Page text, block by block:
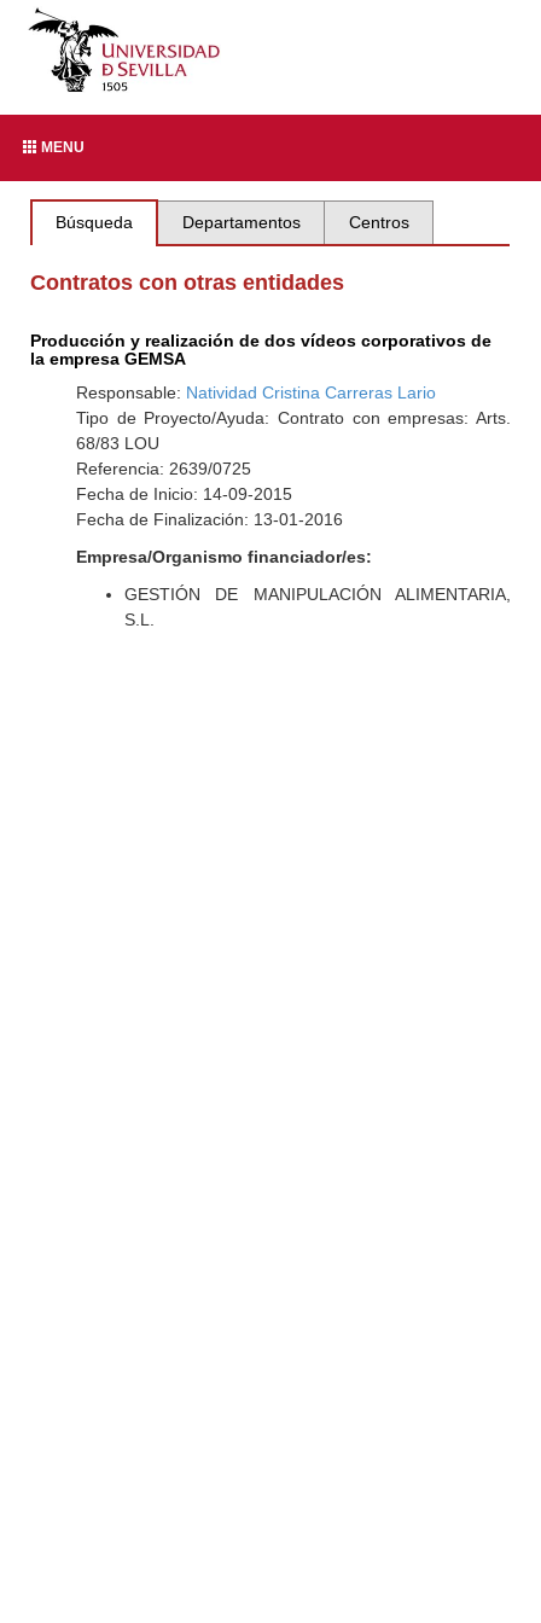
MENU
Búsqueda Departamentos Centros
Contratos con otras entidades
Producción y realización de dos vídeos corporativos de
la empresa GEMSA
Responsable: Natividad Cristina Carreras Lario
Tipo de Proyecto/Ayuda: Contrato con empresas: Arts.
68/83 LOU
Referencia: 2639/0725
Fecha de Inicio: 14-09-2015
Fecha de Finalización: 13-01-2016
Empresa/Organismo financiador/es:
GESTIÓN DE MANIPULACIÓN ALIMENTARIA,
S.L.